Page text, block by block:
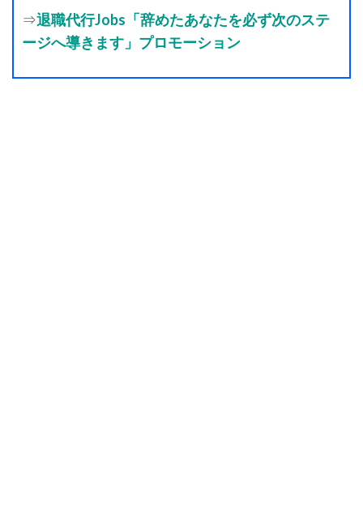
⇒退職代行Jobs「辞めたあなたを必ず次のステ
ージへ導きます」プロモーション